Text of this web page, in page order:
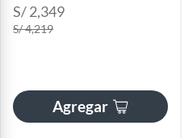
S/ 2,349
S/ 4,219
Agregar